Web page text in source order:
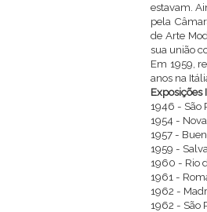
estavam.
pela
de Arte
sua união
Em 1959,
anos na
Exposições
1946 - São
1954 -
1957 -
1959 -
1960 - Rio
1961 -
1962 -
1962 - São